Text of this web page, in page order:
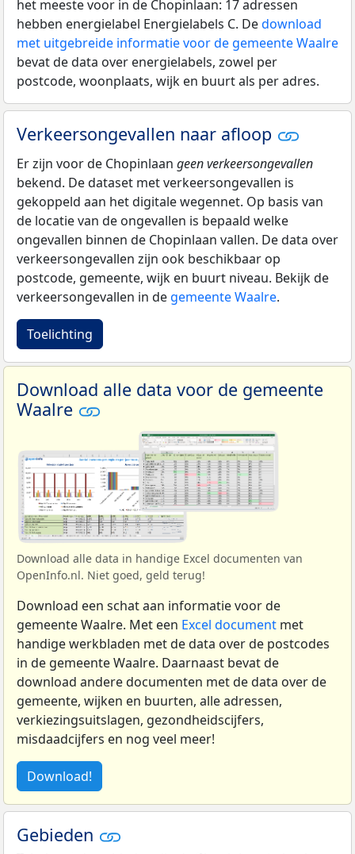
het meeste voor in de Chopinlaan: 17 adressen
hebben energielabel Energielabels C. Dedownload
met uitgebreide informatie voor de gemeente Waalre
bevat de data over energielabels, zowel per
postcode, woonplaats, wijk en buurt als per adres.
Verkeersongevallen naar afloop
Er zijn voor de Chopinlaan geen verkeersongevallen
bekend. De dataset met verkeersongevallen is
gekoppeld aan het digitale wegennet. Op basis van
de locatie van de ongevallen is bepaald welke
ongevallen binnen de Chopinlaan vallen. De data over
verkeersongevallen zijn ook beschikbaar op
postcode, gemeente, wijk en buurt niveau. Bekijk de
verkeersongevallen in de gemeente Waalre.
Toelichting
Download alle data voor de gemeente
Waalre
Download alle data in handige Excel documenten van
OpenInfo.nl. Niet goed, geld terug!
Download een schat aan informatie voor de
gemeente Waalre. Met een Excel document met
handige werkbladen met de data over de postcodes
in de gemeente Waalre. Daarnaast bevat de
download andere documenten met de data over de
gemeente, wijken en buurten, alle adressen,
verkiezingsuitslagen, gezondheidscijfers,
misdaadcijfers en nog veel meer!
Download!
Gebieden